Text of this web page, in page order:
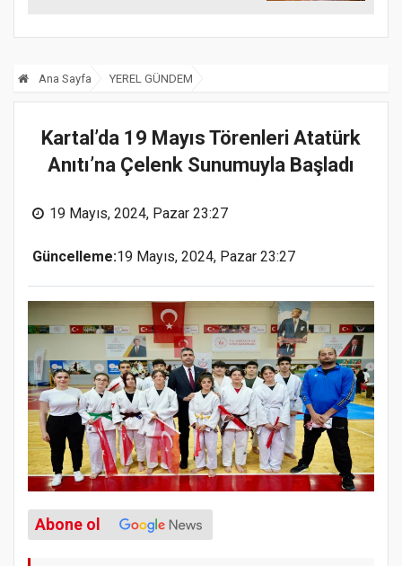
Ana Sayfa YEREL GÜNDEM
Kartal’da 19 Mayıs Törenleri Atatürk
Anıtı’na Çelenk Sunumuyla Başladı
19 Mayıs, 2024, Pazar 23:27
Güncelleme:19 Mayıs, 2024, Pazar 23:27
Abone ol